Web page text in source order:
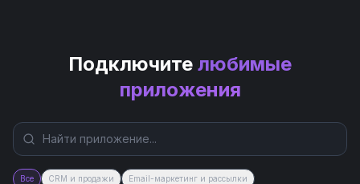
Подключите любимые
приложения
Все CRM и продажи Email-маркетинг и рассылки